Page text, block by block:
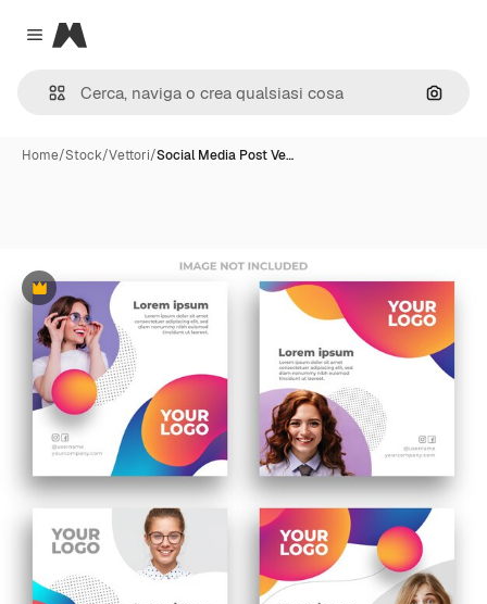
Close menu
Magnific
Cerca
Home/Stock/Vettori/Social Media Post Ve…
Premium